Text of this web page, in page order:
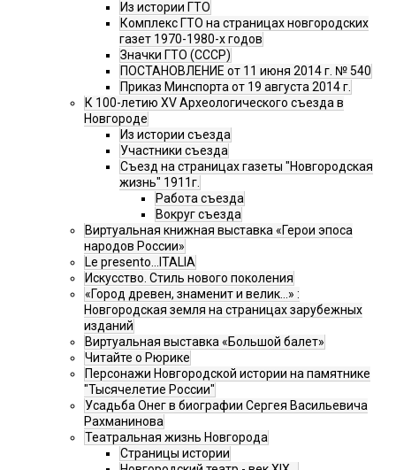
Из истории ГТО
Комплекс ГТО на страницах новгородских
газет 1970-1980-х годов
Значки ГТО (СССР)
ПОСТАНОВЛЕНИЕ от 11 июня 2014 г. № 540
Приказ Минспорта от 19 августа 2014 г.
К 100-летию XV Археологического съезда в
Новгороде
Из истории съезда
Участники съезда
Cъезд на страницах газеты "Новгородская
жизнь" 1911г.
Работа съезда
Вокруг съезда
Виртуальная книжная выставка «Герои эпоса
народов России»
Le presento...ITALIA
Искусство. Стиль нового поколения
«Город древен, знаменит и велик…» :
Новгородская земля на страницах зарубежных
изданий
Виртуальная выставка «Большой балет»
Читайте о Рюрике
Персонажи Новгородской истории на памятнике
"Тысячелетие России"
Усадьба Онег в биографии Сергея Васильевича
Рахманинова
Театральная жизнь Новгорода
Страницы истории